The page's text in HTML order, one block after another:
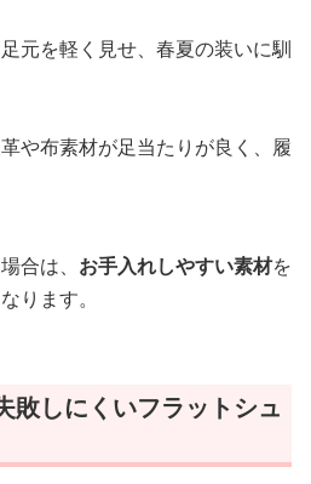
元を軽く見せ、春夏の装いに馴
や布素材が足当たりが良く、履
合は、 お手入れしやすい素材を
ります。
敗しにくいフラットシュ